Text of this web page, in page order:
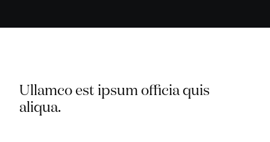
Ullamco est ipsum officia quis
aliqua.